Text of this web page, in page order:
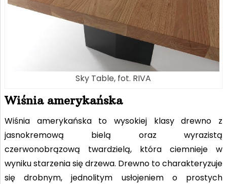
Sky Table, fot. RIVA
Wiśnia amerykańska
Wiśnia amerykańska to wysokiej klasy drewno z
jasnokremową bielą oraz wyrazistą
czerwonobrązową twardzielą, która ciemnieje w
wyniku starzenia się drzewa. Drewno to charakteryzuje
się drobnym, jednolitym usłojeniem o prostych